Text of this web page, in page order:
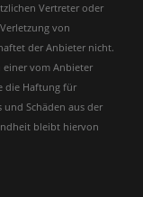
Vertreter oder
von
der Anbieter nicht.
einer vom Anbieter
die Haftung für
Schäden aus der
bleibt hiervon